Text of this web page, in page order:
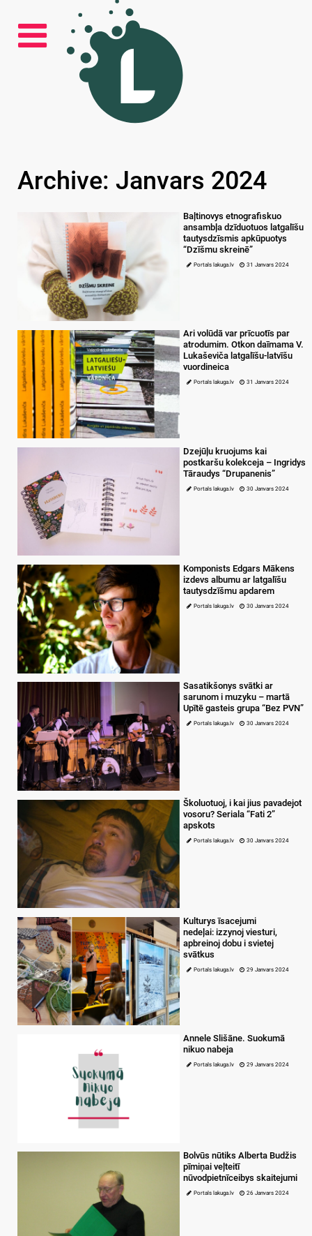
Archive: Janvars 2024
Baļtinovys etnografiskuo
ansambļa dzīduotuos latgalīšu
tautysdzīsmis apkūpuotys
“Dzīšmu skreinē”
Portals lakuga.lv 31 Janvars 2024
Ari volūdā var prīcuotīs par
atrodumim. Otkon daīmama V.
Lukaševiča latgalīšu-latvīšu
vuordineica
Portals lakuga.lv 31 Janvars 2024
Dzejūļu kruojums kai
postkaršu kolekceja – Ingridys
Tāraudys “Drupanenis”
Portals lakuga.lv 30 Janvars 2024
Komponists Edgars Mākens
izdevs albumu ar latgalīšu
tautysdzīšmu apdarem
Portals lakuga.lv 30 Janvars 2024
Sasatikšonys svātki ar
sarunom i muzyku – martā
Upītē gasteis grupa “Bez PVN”
Portals lakuga.lv 30 Janvars 2024
Školuotuoj, i kai jius pavadejot
vosoru? Seriala “Fati 2”
apskots
Portals lakuga.lv 30 Janvars 2024
Kulturys īsacejumi
nedeļai: izzynoj viesturi,
apbreinoj dobu i svietej
svātkus
Portals lakuga.lv 29 Janvars 2024
Annele Slišāne. Suokumā
nikuo nabeja
Portals lakuga.lv 29 Janvars 2024
Bolvūs nūtiks Alberta Budžis
pīmiņai veļteitī
nūvodpietnīceibys skaitejumi
Portals lakuga.lv 26 Janvars 2024